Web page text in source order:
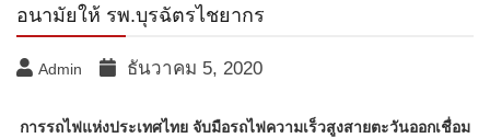
อนามัยให้​ รพ.บุรฉัตรไชยากร
Admin ธันวาคม 5, 2020
การรถไฟแห่งประเทศไทย จับมือรถไฟความเร็วสูงสายตะวันออกเชื่อม